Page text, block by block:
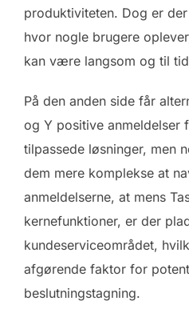
produktiviteten. Dog er
hvor nogle brugere
kan være langsom og til
På den anden side får
og Y positive anmeldelser
tilpassede løsninger, men
dem mere komplekse at
anmeldelserne, at mens
kernefunktioner, er der
kundeserviceområdet,
afgørende faktor for
beslutningstagning.